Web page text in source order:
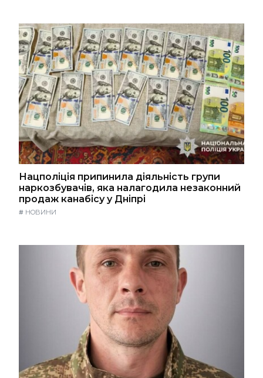
Нацполіція припинила діяльність групи
наркозбувачів, яка налагодила незаконний
продаж канабісу у Дніпрі
# НОВИНИ